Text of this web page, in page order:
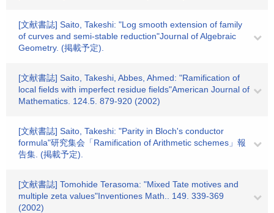
[文献書誌] Saito, Takeshi: "Log smooth extension of family
of curves and semi-stable reduction"Journal of Algebraic
Geometry. (掲載予定).
[文献書誌] Saito, Takeshi, Abbes, Ahmed: "Ramification of
local fields with imperfect residue fields"American Journal of
Mathematics. 124.5. 879-920 (2002)
[文献書誌] Saito, Takeshi: "Parity in Bloch's conductor
formula"研究集会「Ramification of Arithmetic schemes」報
告集. (掲載予定).
[文献書誌] Tomohide Terasoma: "Mixed Tate motives and
multiple zeta values"Inventiones Math.. 149. 339-369
(2002)